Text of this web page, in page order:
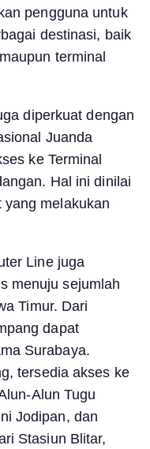
pengguna untuk
destinasi, baik
terminal
diperkuat dengan
Juanda
ke Terminal
Hal ini dinilai
melakukan
Line juga
menuju sejumlah
Timur. Dari
dapat
Surabaya.
tersedia akses ke
Alun Tugu
Jodipan, dan
Stasiun Blitar,